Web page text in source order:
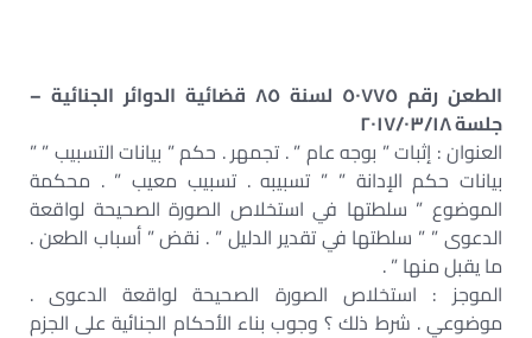
الطعن رقم ٥٠٧٧٥ لسنة ٨٥ قضائية الدوائر الجنائية –
جلسة ٢٠١٧/٠٣/١٨
العنوان : إثبات ” بوجه عام ” . تجمهر . حكم ” بيانات التسبيب ” ”
بيانات حكم الإدانة ” ” تسبيبه . تسبيب معيب ” . محكمة
الموضوع ” سلطتها في استخلاص الصورة الصحيحة لواقعة
الدعوى ” ” سلطتها في تقدير الدليل ” . نقض ” أسباب الطعن .
ما يقبل منها ” .
الموجز : استخلاص الصورة الصحيحة لواقعة الدعوى .
موضوعي . شرط ذلك ؟ وجوب بناء الأحكام الجنائية على الجزم